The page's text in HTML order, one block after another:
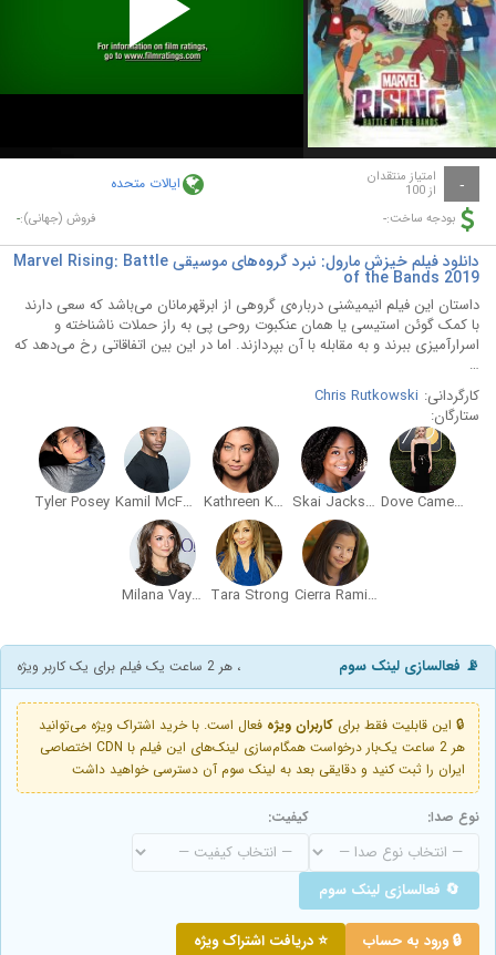
Play
Video
- امتیاز منتقدان
از 100 ایالات متحده
بودجه ساخت:- فروش (جهانی):-
دانلود فیلم خیزش مارول: نبرد گروه‌های موسیقی Marvel Rising: Battle
of the Bands 2019
داستان این فیلم انیمیشنی درباره‌ی گروهی از ابرقهرمانان می‌باشد که سعی دارند
با کمک گوئن استیسی یا همان عنکبوت روحی پی به راز حملات ناشناخته و
اسرارآمیزی ببرند و به مقابله با آن بپردازند. اما در این بین اتفاقاتی رخ می‌دهد که
…
کارگردانی: Chris Rutkowski
ستارگان:
Dove Cameron
Skai Jackson
Kathreen Khavari
Kamil McFadden
Tyler Posey
Cierra Ramirez
Tara Strong
Milana Vayntrub
📡 فعالسازی لینک سوم ، هر 2 ساعت یک فیلم برای یک کاربر ویژه
🔒 این قابلیت فقط برای کاربران ویژه فعال است. با خرید اشتراک ویژه می‌توانید
هر 2 ساعت یک‌بار درخواست همگام‌سازی لینک‌های این فیلم با CDN اختصاصی
ایران را ثبت کنید و دقایقی بعد به لینک سوم آن دسترسی خواهید داشت
نوع صدا: کیفیت:
🔄 فعالسازی لینک سوم
🔒 ورود به حساب ⭐ دریافت اشتراک ویژه